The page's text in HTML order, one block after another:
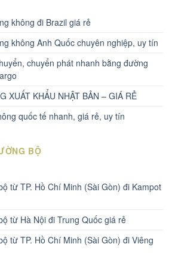
không đi Brazil giá rẻ
không Anh Quốc chuyên nghiệp, uy tín
chuyển phát nhanh bằng đường
XUẤT KHẨU NHẬT BẢN – GIÁ RẺ
quốc tế nhanh, giá rẻ, uy tín
BỘ
từ TP. Hồ Chí Minh (Sài Gòn) đi Kampot
từ Hà Nội đi Trung Quốc giá rẻ
từ TP. Hồ Chí Minh (Sài Gòn) đi Viêng